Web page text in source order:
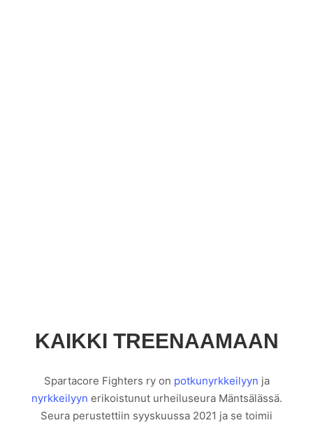
KAIKKI TREENAAMAAN
Spartacore Fighters ry on potkunyrkkeilyyn ja
nyrkkeilyyn erikoistunut urheiluseura Mäntsälässä.
Seura perustettiin syyskuussa 2021 ja se toimii